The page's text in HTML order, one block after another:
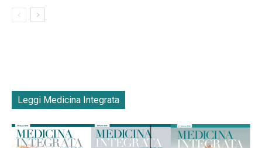
Leggi Medicina Integrata